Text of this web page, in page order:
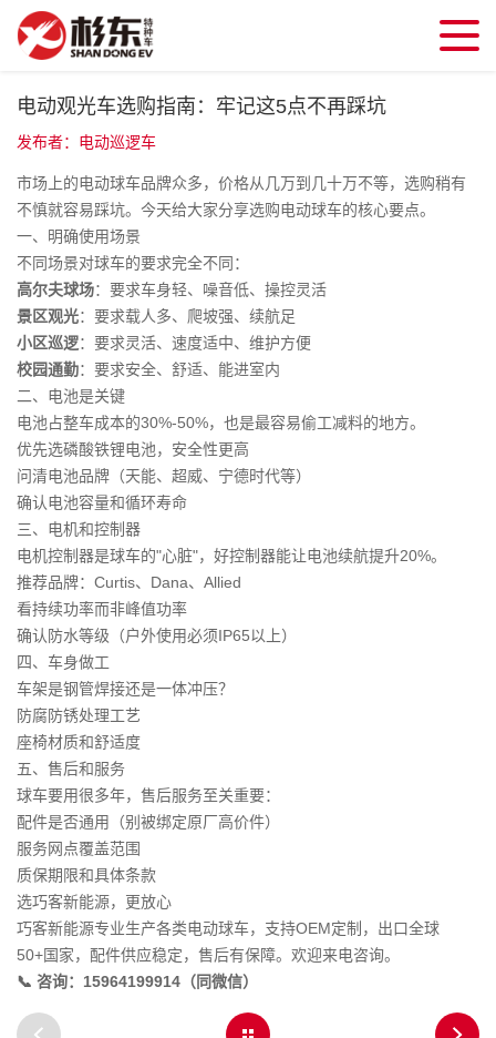
电动观光车选购指南：牢记这5点不再踩坑
发布者：电动巡逻车
市场上的电动球车品牌众多，价格从几万到几十万不等，选购稍有
不慎就容易踩坑。今天给大家分享选购电动球车的核心要点。
一、明确使用场景
不同场景对球车的要求完全不同：
高尔夫球场：要求车身轻、噪音低、操控灵活
景区观光：要求载人多、爬坡强、续航足
小区巡逻：要求灵活、速度适中、维护方便
校园通勤：要求安全、舒适、能进室内
二、电池是关键
电池占整车成本的30%-50%，也是最容易偷工减料的地方。
优先选磷酸铁锂电池，安全性更高
问清电池品牌（天能、超威、宁德时代等）
确认电池容量和循环寿命
三、电机和控制器
电机控制器是球车的"心脏"，好控制器能让电池续航提升20%。
推荐品牌：Curtis、Dana、Allied
看持续功率而非峰值功率
确认防水等级（户外使用必须IP65以上）
四、车身做工
车架是钢管焊接还是一体冲压？
防腐防锈处理工艺
座椅材质和舒适度
五、售后和服务
球车要用很多年，售后服务至关重要：
配件是否通用（别被绑定原厂高价件）
服务网点覆盖范围
质保期限和具体条款
选巧客新能源，更放心
巧客新能源专业生产各类电动球车，支持OEM定制，出口全球
50+国家，配件供应稳定，售后有保障。欢迎来电咨询。
📞 咨询：15964199914（同微信）